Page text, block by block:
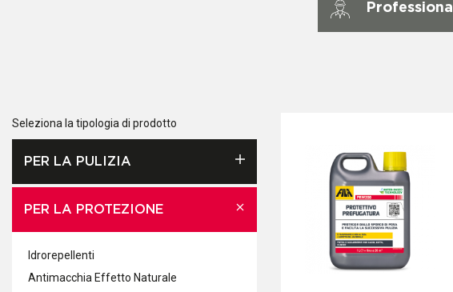
Professional
Seleziona la tipologia di prodotto
PER LA PULIZIA
PER LA PROTEZIONE
Idrorepellenti
Antimacchia Effetto Naturale